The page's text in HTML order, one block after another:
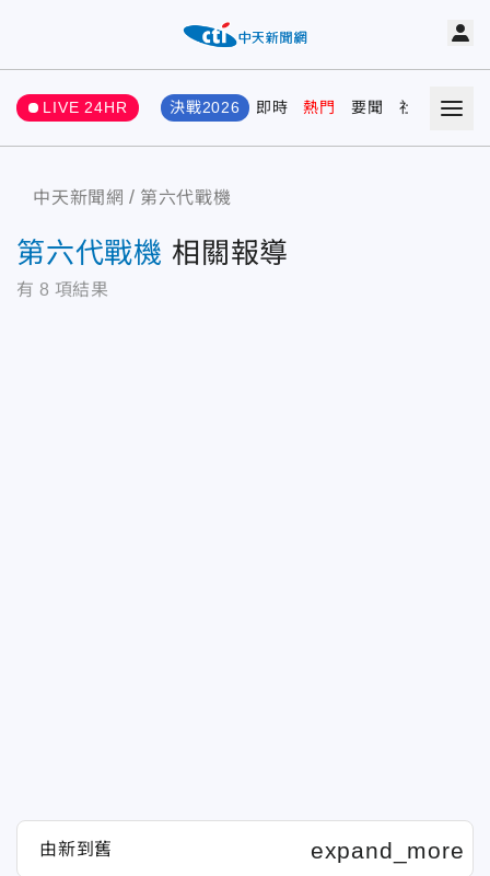
LIVE 24HR 決戰2026 即時 熱門 要聞 社會 娛樂
中天新聞網 第六代戰機
第六代戰機 相關報導
有 8 項結果